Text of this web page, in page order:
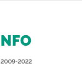
2022